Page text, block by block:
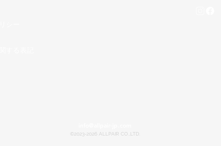
©2023-2026 ALLPAIR CO.,LTD.